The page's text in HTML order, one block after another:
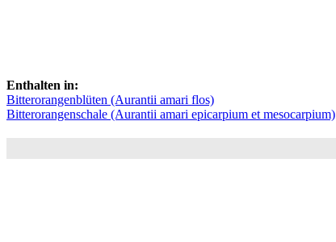
Enthalten in:
Bitterorangenblüten (Aurantii amari flos)
Bitterorangenschale (Aurantii amari epicarpium et mesocarpium)